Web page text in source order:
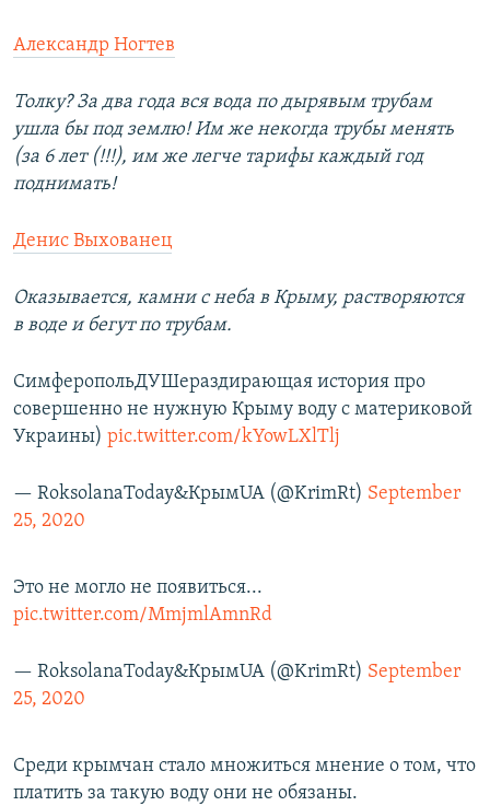
Александр Ногтев
Толку? За два года вся вода по дырявым трубам
ушла бы под землю! Им же некогда трубы менять
(за 6 лет (!!!), им же легче тарифы каждый год
поднимать!
Денис Выхованец
Оказывается, камни с неба в Крыму, растворяются
в воде и бегут по трубам.
СимферопольДУШераздирающая история про
совершенно не нужную Крыму воду с материковой
Украины) pic.twitter.com/kYowLXlTlj
— RoksolanaToday&КрымUA (@KrimRt) September
25, 2020
Это не могло не появиться...
pic.twitter.com/MmjmlAmnRd
— RoksolanaToday&КрымUA (@KrimRt) September
25, 2020
Среди крымчан стало множиться мнение о том, что
платить за такую воду они не обязаны.